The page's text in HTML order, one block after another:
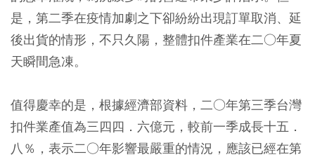
是，第二季在疫情加劇之下卻紛紛出現訂單取消、延
後出貨的情形，不只久陽，整體扣件產業在二○年夏
天瞬間急凍。
值得慶幸的是，根據經濟部資料，二○年第三季台灣
扣件業產值為三四四．六億元，較前一季成長十五．
八％，表示二○年影響最嚴重的情況，應該已經在第